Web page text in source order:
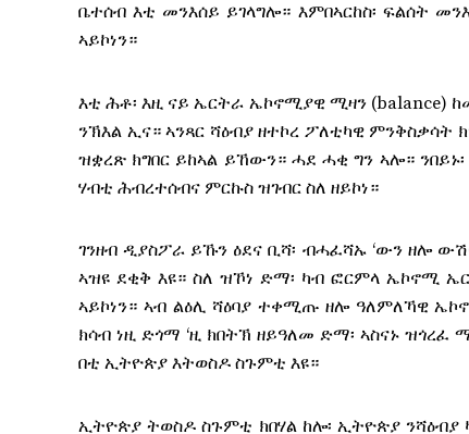
ቤተሰብ እቲ መንእሰይ ይገላግሎ። እምበኣርከስ፡ ፍልሰት
ኣይኮነን።
እቲ ሕቶ፡ እዚ ናይ ኤርትራ ኤኮኖሚያዊ ሚዛን (balance)
ንኽእል ኢና። ኣንጻር ሻዕብያ ዘተኮረ ፖለቲካዊ ምንቅስቃሳት
ዝቋረጽ ክግበር ይከኣል ይኸውን። ሓደ ሓቂ ግን ኣሎ።
ሃብቲ ሕብረተሰብና ምርኩስ ዝገብር ስለ ዘይኮነ።
ገንዘብ ዲያስፖራ ይኹን ዕደና ቢሻ፡ ብሓፈሻኡ ‘ውን ዘሎ
ኣዝዩ ደቂቅ እዩ። ስለ ዝኾነ ድማ፡ ካብ ፎርምላ ኤኮኖሚ
ኣይኮነን። ኣብ ልዕሊ ሻዕባያ ተቀሚጡ ዘሎ ዓለምለኻዊ
ክሳብ ነዚ ድጎማ ‘ዚ ክበትኽ ዘይዓለመ ድማ፡ ኣስናኑ ዝጎረፈ
በቲ ኢትዮጵያ እትወስዶ ስጉምቲ እዩ።
ኢትዮጵያ ትወስዶ ስጉምቲ ክበሃል ከሎ፡ ኢትዮጵያ